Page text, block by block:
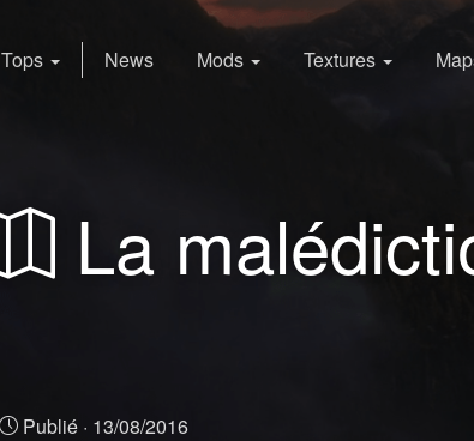
Tops News Mods Textures
La
Publié · 13/08/2016